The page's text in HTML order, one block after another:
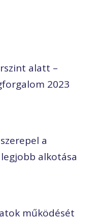
alatt –
2023
a
alkotása
működését